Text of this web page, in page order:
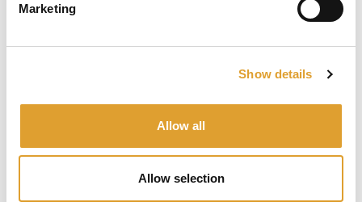
Marketing
Show details
Allow all
Allow selection